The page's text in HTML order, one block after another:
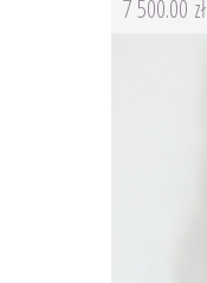
7 500.00 zł